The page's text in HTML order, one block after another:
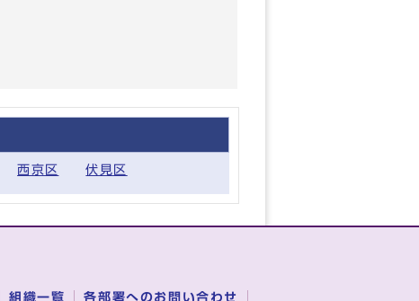
西京区 伏見区
組織一覧 各部署へのお問い合わせ